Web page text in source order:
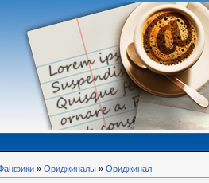
» Ориджиналы » Ориджинал